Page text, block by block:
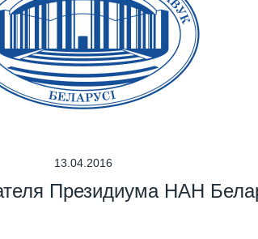
13.04.2016
Президиума НАН